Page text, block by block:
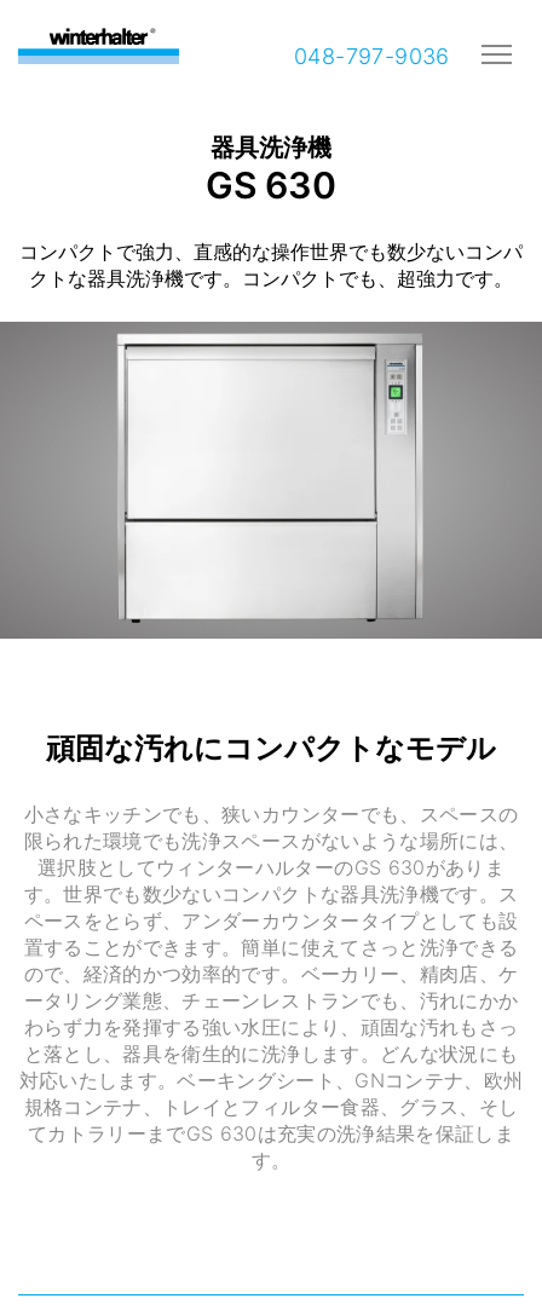
048-797-9036
器具洗浄機
GS 630
コンパクトで強力、直感的な操作世界でも数少ないコンパ
クトな器具洗浄機です。コンパクトでも、超強力です。
頑固な汚れにコンパクトなモデル
小さなキッチンでも、狭いカウンターでも、スペースの
限られた環境でも洗浄スペースがないような場所には、
選択肢としてウィンターハルターのGS 630がありま
す。世界でも数少ないコンパクトな器具洗浄機です。ス
ペースをとらず、アンダーカウンタータイプとしても設
置することができます。簡単に使えてさっと洗浄できる
ので、経済的かつ効率的です。ベーカリー、精肉店、ケ
ータリング業態、チェーンレストランでも、汚れにかか
わらず力を発揮する強い水圧により、頑固な汚れもさっ
と落とし、器具を衛生的に洗浄します。どんな状況にも
対応いたします。ベーキングシート、GNコンテナ、欧州
規格コンテナ、トレイとフィルター食器、グラス、そし
てカトラリーまでGS 630は充実の洗浄結果を保証しま
す。